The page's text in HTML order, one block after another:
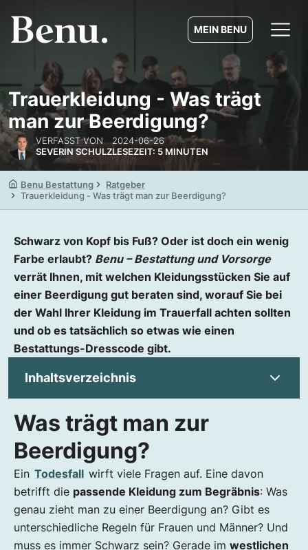
MEIN BENU
Trauerkleidung - Was trägt
man zur Beerdigung?
VERFASST VON
SEVERIN SCHULZ
2024-06-26
LESEZEIT: 5 MINUTEN
Benu Bestattung
Ratgeber
Trauerkleidung - Was trägt man zur Beerdigung?
Schwarz von Kopf bis Fuß? Oder ist doch ein wenig
Farbe erlaubt? Benu – Bestattung und Vorsorge
verrät Ihnen, mit welchen Kleidungsstücken Sie auf
einer Beerdigung gut beraten sind, worauf Sie bei
der Wahl Ihrer Kleidung im Trauerfall achten sollten
und ob es tatsächlich so etwas wie einen
Bestattungs-Dresscode gibt.
Inhaltsverzeichnis
Was trägt man zur Beerdigung?
Trauerkleidung damals vs. Trauerkleidung
heute
Was ist ein No-Go bei einer Beerdigung?
Trauerkleidung für Damen
Trauerkleidung für Herren
Trauerkleidung für Kinder
Was trägt man zur
Beerdigung?
Ein Todesfall wirft viele Fragen auf. Eine davon
betrifft die passende Kleidung zum Begräbnis: Was
genau zieht man zu einer Beerdigung an? Gibt es
unterschiedliche Regeln für Frauen und Männer? Und
muss es immer Schwarz sein? Gerade im westlichen